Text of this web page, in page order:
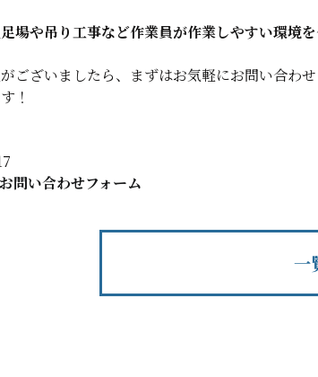
場や吊り工事など作業員が作業しやすい環境
ございましたら、まずはお気軽にお問い合わせ
！
お問い合わせフォーム
一